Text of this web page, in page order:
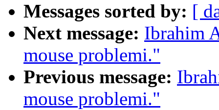
Messages sorted by: [
Next message: Ibrahim
mouse problemi."
Previous message:
mouse problemi."